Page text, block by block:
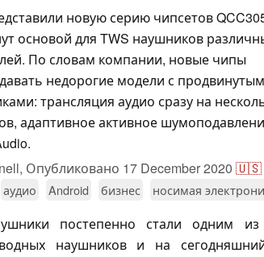
новую серию чипсетов
основой для TWS наушников
По словам компании, новые чипы
недорогие модели с
трансляция аудио сразу на
адаптивное активное
Опубликовано 17 December 2020 🇺🇸
аудио Android бизнес носимая
постепенно стали одним
наушников и на